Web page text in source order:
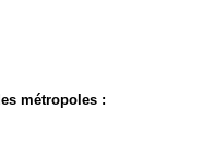
métropoles :